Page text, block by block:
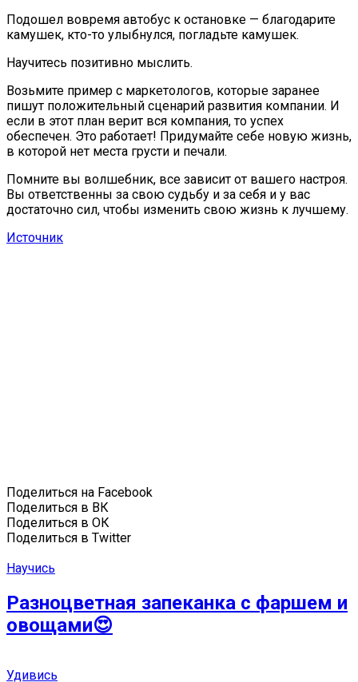
Подошел вовремя автобус к остановке — благодарите
камушек, кто-то улыбнулся, погладьте камушек.
Научитесь позитивно мыслить.
Возьмите пример с маркетологов, которые заранее
пишут положительный сценарий развития компании. И
если в этот план верит вся компания, то успех
обеспечен. Это работает! Придумайте себе новую жизнь,
в которой нет места грусти и печали.
Помните вы волшебник, все зависит от вашего настроя.
Вы ответственны за свою судьбу и за себя и у вас
достаточно сил, чтобы изменить свою жизнь к лучшему.
Источник
Поделиться на Facebook
Поделиться в ВК
Поделиться в ОК
Поделиться в Twitter
Научись
Разноцветная запеканка с фаршем и
овощами😍
Удивись